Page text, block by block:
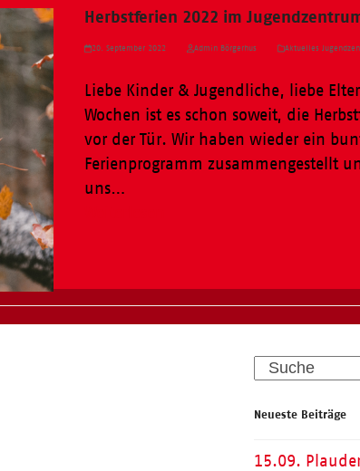
Herbstferien 2022 im
20. September 2022 Admin Börgerhus Aktuelles
Liebe Kinder & Jugendliche, liebe
Wochen ist es schon soweit, die
vor der Tür. Wir haben wieder ein
Ferienprogramm zusammengestellt
uns…
Search
Neueste Beiträge
15.09.